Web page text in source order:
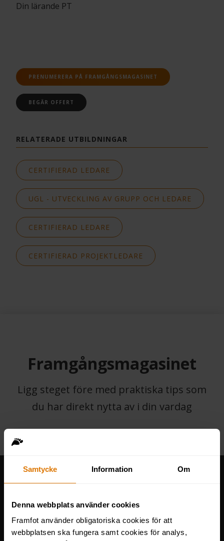
Samtycke Information Om
Denna webbplats använder cookies
Framfot använder obligatoriska cookies för att
webbplatsen ska fungera samt cookies för analys,
Din lärande PT
PRENUMERERA PÅ FRAMGÅNGSMAGASINET
BEGÄR OFFERT
RELATERADE UTBILDNINGAR
CERTIFIERAD LEDARE
UGL - UTVECKLING AV GRUPP OCH LEDARE
CERTIFIERAD LEDARE
CERTIFIERAD PROJEKTLEDARE
Framgångsmagasinet
Ligg steget före med praktiska tips som
du har direkt nytta av i din vardag